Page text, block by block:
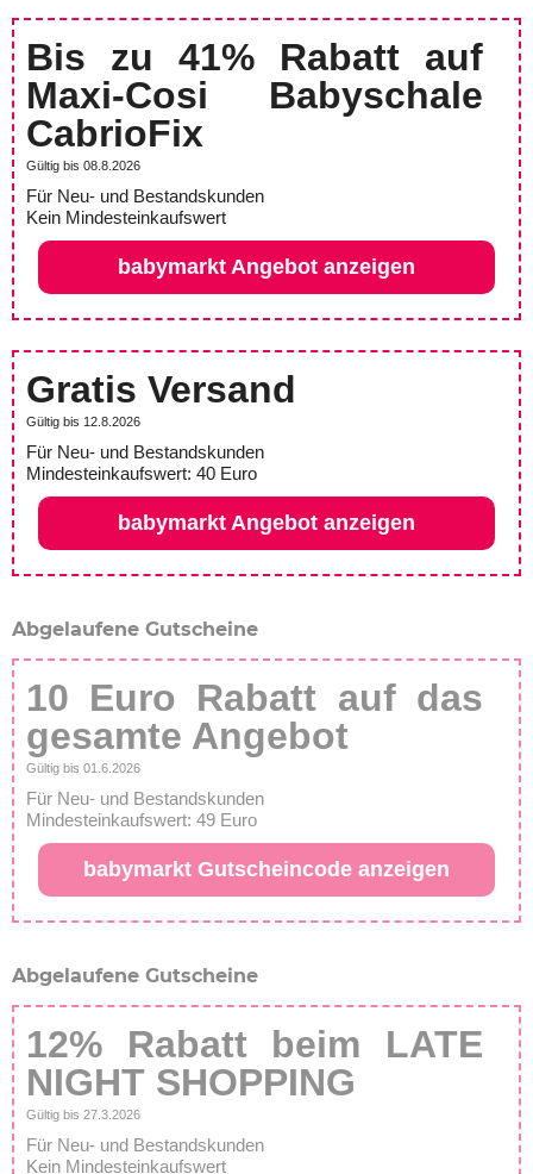
Bis zu 41% Rabatt auf
Maxi-Cosi Babyschale
CabrioFix
Gültig bis 08.8.2026
Für Neu- und Bestandskunden
Kein Mindesteinkaufswert
babymarkt Angebot anzeigen
Gratis Versand
Gültig bis 12.8.2026
Für Neu- und Bestandskunden
Mindesteinkaufswert: 40 Euro
babymarkt Angebot anzeigen
Abgelaufene Gutscheine
10 Euro Rabatt auf das
gesamte Angebot
Gültig bis 01.6.2026
Für Neu- und Bestandskunden
Mindesteinkaufswert: 49 Euro
babymarkt Gutscheincode anzeigen
Abgelaufene Gutscheine
12% Rabatt beim LATE
NIGHT SHOPPING
Gültig bis 27.3.2026
Für Neu- und Bestandskunden
Kein Mindesteinkaufswert